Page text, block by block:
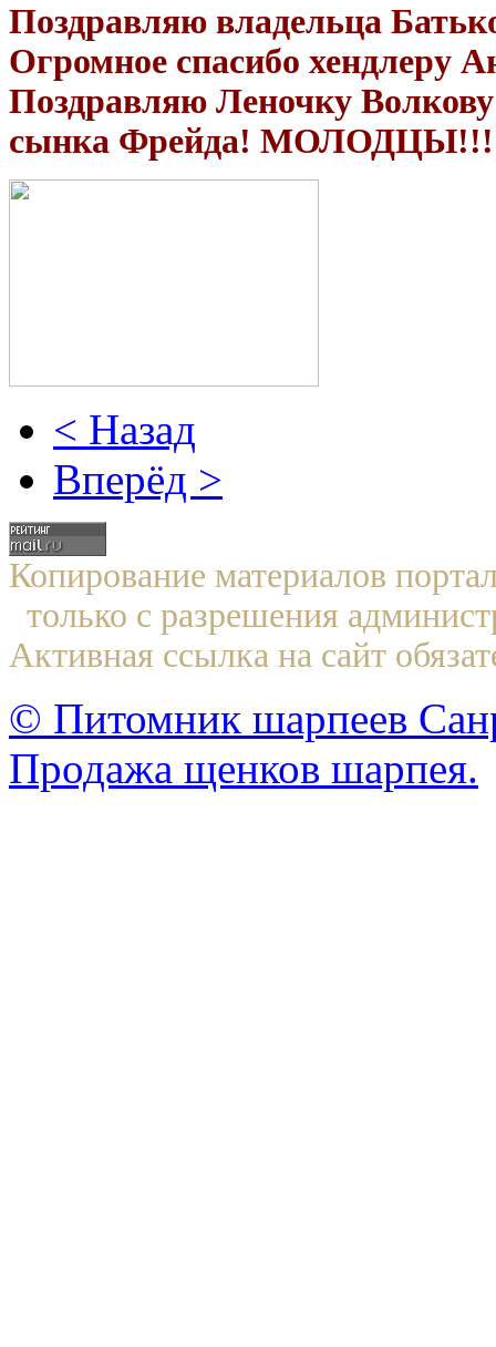
Поздравляю владельца
Огромное спасибо хендлеру
Поздравляю Леночку
сынка Фрейда! МОЛОДЦЫ!!!
< Назад
Вперёд >
Копирование материалов
только с разрешения
Активная ссылка на сайт
© Питомник шарпеев
Продажа щенков шарпея.